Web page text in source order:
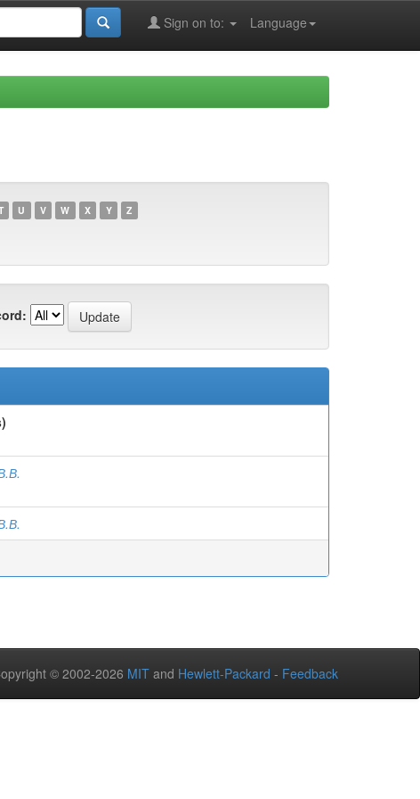
Language
Sign on to:
U V W X Y Z
© 2002-2026 MIT and Hewlett-Packard - Feedback